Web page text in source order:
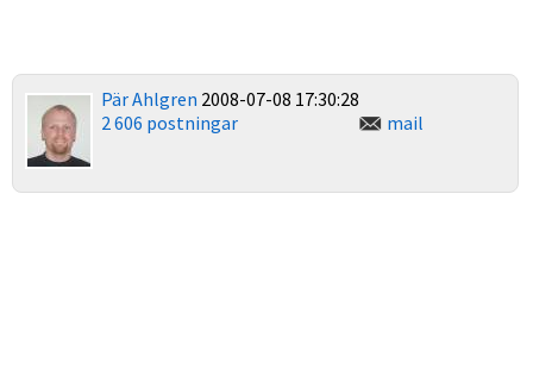
Pär Ahlgren 2008-07-08 17:30:28
2 606 postningar
mail